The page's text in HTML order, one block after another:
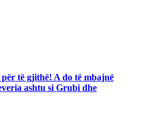
për të gjithë! A do të mbajnë
ashtu si Grubi dhe